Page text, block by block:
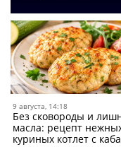
9 августа, 14:18
Без сковороды и
масла: рецепт
куриных котлет с